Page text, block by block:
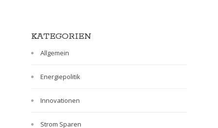
KATEGORIEN
Allgemein
Energiepolitik
Innovationen
Strom Sparen